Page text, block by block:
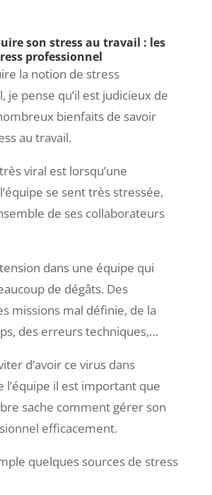
son stress au travail : les
professionnel
la notion de stress
je pense qu’il est judicieux de
bienfaits de savoir
au travail.
viral est lorsqu’une
se sent très stressée,
de ses collaborateurs
dans une équipe qui
de dégâts. Des
missions mal définie, de la
des erreurs techniques,…
d’avoir ce virus dans
l’équipe il est important que
sache comment gérer son
efficacement.
quelques sources de stress